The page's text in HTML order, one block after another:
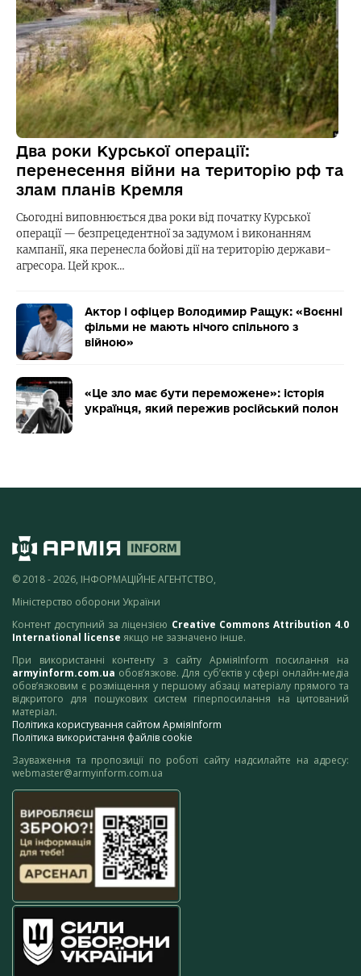
Два роки Курської операції:
перенесення війни на територію рф та
злам планів Кремля
Сьогодні виповнюється два роки від початку Курської
операції — безпрецедентної за задумом і виконанням
кампанії, яка перенесла бойові дії на територію держави-
агресора. Цей крок…
Актор і офіцер Володимир Ращук: «Воєнні
фільми не мають нічого спільного з
війною»
«Це зло має бути переможене»: історія
українця, який пережив російський полон
© 2018 - 2026, ІНФОРМАЦІЙНЕ АГЕНТСТВО,
Міністерство оборони України
Контент доступний за ліцензією Creative Commons Attribution 4.0
International license якщо не зазначено інше.
При використанні контенту з сайту АрміяInform посилання на
armyinform.com.ua обов’язкове. Для суб’єктів у сфері онлайн-медіа
обов’язковим є розміщення у першому абзаці матеріалу прямого та
відкритого для пошукових систем гіперпосилання на цитований
матеріал.
Політика користування сайтом АрміяInform
Політика використання файлів cookie
Зауваження та пропозиції по роботі сайту надсилайте на адресу:
webmaster@armyinform.com.ua